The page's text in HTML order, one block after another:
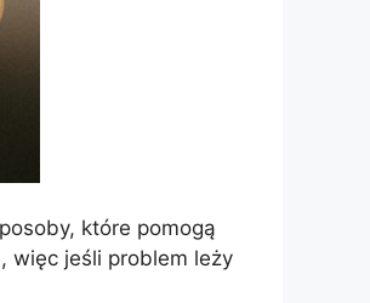
które pomogą
więc jeśli problem leży